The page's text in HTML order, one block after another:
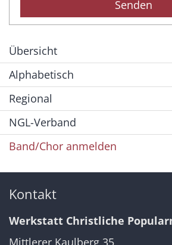
Übersicht
Alphabetisch
Regional
NGL-Verband
Band/Chor anmelden
Kontakt
Werkstatt Christliche
Mittlerer Kaulberg 35